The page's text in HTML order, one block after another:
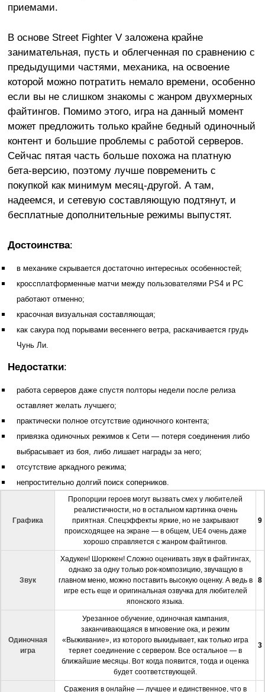
приемами.
В основе Street Fighter V заложена крайне
занимательная, пусть и облегченная по сравнению с
предыдущими частями, механика, на освоение
которой можно потратить немало времени, особенно
если вы не слишком знакомы с жанром двухмерных
файтингов. Помимо этого, игра на данный момент
может предложить только крайне бедный одиночный
контент и большие проблемы с работой серверов.
Сейчас пятая часть больше похожа на платную
бета-версию, поэтому лучше повременить с
покупкой как минимум месяц-другой. А там,
надеемся, и сетевую составляющую подтянут, и
бесплатные дополнительные режимы выпустят.
Достоинства:
в механике скрывается достаточно интересных особенностей;
кроссплатформенные матчи между пользователями PS4 и PC
работают отменно;
красочная визуальная составляющая;
как сакура под порывами весеннего ветра, раскачивается грудь
Чунь Ли.
Недостатки:
работа серверов даже спустя полторы недели после релиза
оставляет желать лучшего;
практически полное отсутствие одиночного контента;
привязка одиночных режимов к Сети — потеря соединения либо
выбрасывает из боя, либо лишает награды за него;
отсутствие аркадного режима;
непростительно долгий поиск соперников.
Графика
Пропорции героев могут вызвать смех у любителей
реалистичности, но в остальном картинка очень
приятная. Спецэффекты яркие, но не закрывают
происходящее на экране — в общем, UE4 очень даже
хорошо справляется с жанром файтингов.
9
Звук
Хадукен! Шорюкен! Сложно оценивать звук в файтингах,
однако за одну только рок-композицию, звучащую в
главном меню, можно поставить высокую оценку. А ведь в
игре есть еще и оригинальная озвучка для любителей
японского языка.
8
Одиночная
игра
Урезанное обучение, одиночная кампания,
заканчивающаяся в мгновение ока, и режим
«Выживание», из которого выкидывает, как только игра
теряет соединение с сервером. Все остальное — в
ближайшие месяцы. Вот когда появится, тогда и оценка
будет соответствующей.
3
Сражения в онлайне — лучшее и единственное, что в